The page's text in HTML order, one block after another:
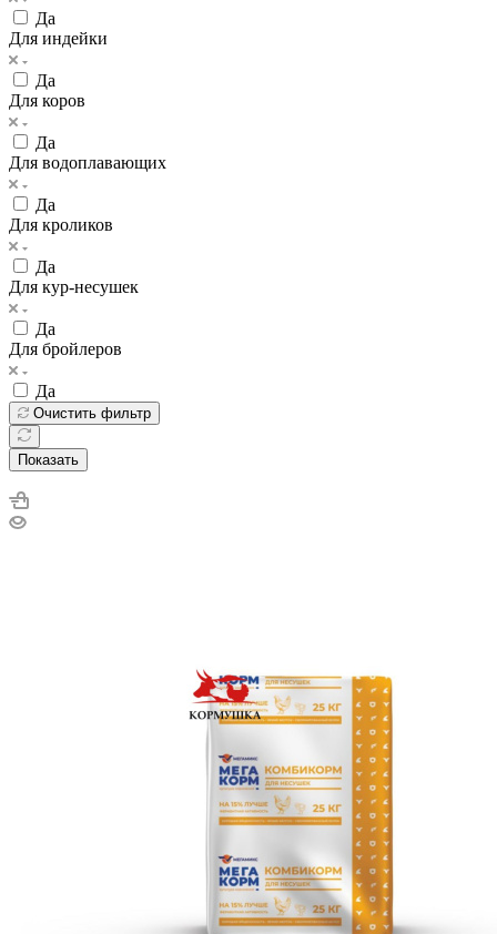
Да
Для индейки
Да
Для коров
Да
Для водоплавающих
Да
Для кроликов
Да
Для кур-несушек
Да
Для бройлеров
Да
Очистить фильтр
Показать